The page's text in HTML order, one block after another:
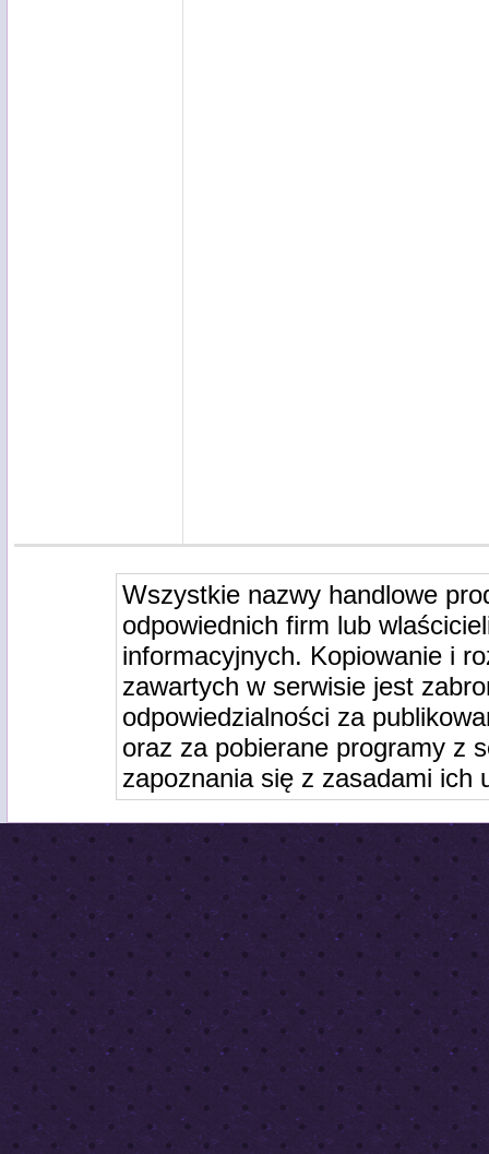
Wszystkie nazwy handlowe
odpowiednich firm lub
informacyjnych. Kopiowanie i
zawartych w serwisie jest
odpowiedzialności za
oraz za pobierane programy z
zapoznania się z zasadami ich